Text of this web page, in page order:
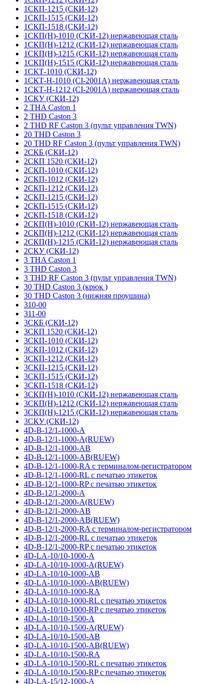
1СКП-1215 (СКИ-12)
1СКП-1515 (СКИ-12)
1СКП-1518 (СКИ-12)
1СКП(Н)-1010 (СКИ-12) нержавеющая сталь
1СКП(Н)-1212 (СКИ-12) нержавеющая сталь
1СКП(Н)-1215 (СКИ-12) нержавеющая сталь
1СКП(Н)-1515 (СКИ-12) нержавеющая сталь
1СКТ-1010 (СКИ-12)
1СКТ-Н-1010 (CI-2001A) нержавеющая сталь
1СКТ-Н-1212 (CI-2001A) нержавеющая сталь
1СКУ (СКИ-12)
2 THA Caston 1
2 THD Caston 3
2 THD RF Caston 3 (пульт управления TWN)
20 THD Caston 3
20 THD RF Caston 3 (пульт управления TWN)
2СКБ (СКИ-12)
2СКП 1520 (СКИ-12)
2СКП-1010 (СКИ-12)
2СКП-1012 (СКИ-12)
2СКП-1212 (СКИ-12)
2СКП-1215 (СКИ-12)
2СКП-1515 (СКИ-12)
2СКП-1518 (СКИ-12)
2СКП(Н)-1010 (СКИ-12) нержавеющая сталь
2СКП(Н)-1212 (СКИ-12) нержавеющая сталь
2СКП(Н)-1215 (СКИ-12) нержавеющая сталь
2СКУ (СКИ-12)
3 THA Caston 1
3 THD Caston 3
3 THD RF Caston 3 (пульт управления TWN)
30 THD Caston 3 (крюк )
30 THD Caston 3 (нижняя проушина)
310-00
311-00
3СКБ (СКИ-12)
3СКП 1520 (СКИ-12)
3СКП-1010 (СКИ-12)
3СКП-1012 (СКИ-12)
3СКП-1212 (СКИ-12)
3СКП-1215 (СКИ-12)
3СКП-1515 (СКИ-12)
3СКП-1518 (СКИ-12)
3СКП(Н)-1010 (СКИ-12) нержавеющая сталь
3СКП(Н)-1212 (СКИ-12) нержавеющая сталь
3СКП(Н)-1215 (СКИ-12) нержавеющая сталь
3СКУ (СКИ-12)
4D-B-12/1-1000-A
4D-B-12/1-1000-A(RUEW)
4D-B-12/1-1000-AB
4D-B-12/1-1000-AB(RUEW)
4D-B-12/1-1000-RA с терминалом-регистратором
4D-B-12/1-1000-RL с печатью этикеток
4D-B-12/1-1000-RP с печатью этикеток
4D-B-12/1-2000-A
4D-B-12/1-2000-A(RUEW)
4D-B-12/1-2000-AB
4D-B-12/1-2000-AB(RUEW)
4D-B-12/1-2000-RA с терминалом-регистратором
4D-B-12/1-2000-RL с печатью этикеток
4D-B-12/1-2000-RP с печатью этикеток
4D-LA-10/10-1000-A
4D-LA-10/10-1000-A(RUEW)
4D-LA-10/10-1000-AB
4D-LA-10/10-1000-AB(RUEW)
4D-LA-10/10-1000-RA
4D-LA-10/10-1000-RL с печатью этикеток
4D-LA-10/10-1000-RP с печатью этикеток
4D-LA-10/10-1500-A
4D-LA-10/10-1500-A(RUEW)
4D-LA-10/10-1500-AB
4D-LA-10/10-1500-AB(RUEW)
4D-LA-10/10-1500-RA
4D-LA-10/10-1500-RL с печатью этикеток
4D-LA-10/10-1500-RP с печатью этикеток
4D-LA-15/12-1000-A